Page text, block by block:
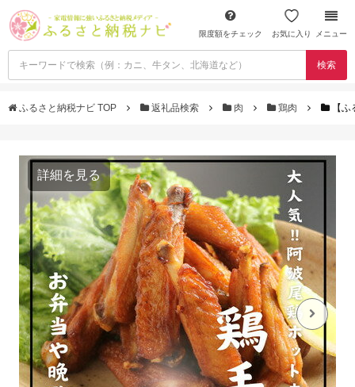
限度額をチェック お気に入り メニュー
検索
ふるさと納税ナビ TOP 返礼品検索 肉 鶏肉 【
詳細を見る